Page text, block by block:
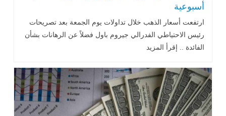
أسبوعية
ارتفعت أسعار الذهب خلال تداولات يوم الجمعة بعد تصريحات
رئيس الاحتياطي ‏الفدرالي جيروم باول فضلاً عن الرهانات بشأن
الفائدة .. إقرأ المزيد